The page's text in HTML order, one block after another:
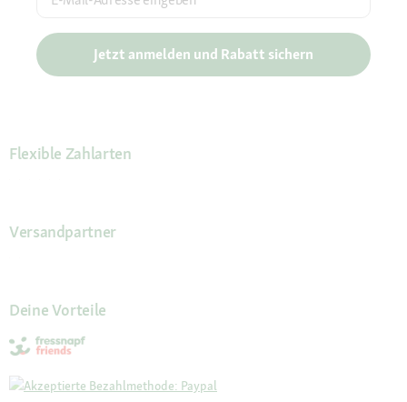
Jetzt anmelden und Rabatt sichern
Flexible Zahlarten
Versandpartner
Deine Vorteile